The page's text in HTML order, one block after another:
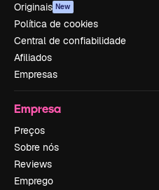
Originais New
Política de cookies
Central de confiabilidade
Afiliados
Empresas
Empresa
Preços
Sobre nós
Reviews
Emprego